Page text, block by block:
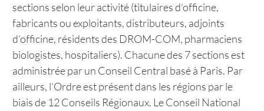
sections selon leur activité (titulaires d’officine,
fabricants ou exploitants, distributeurs, adjoints
d’officine, résidents des DROM-COM, pharmaciens
biologistes, hospitaliers). Chacune des 7 sections est
administrée par un Conseil Central basé à Paris. Par
ailleurs, l’Ordre est présent dans les régions par le
biais de 12 Conseils Régionaux. Le Conseil National